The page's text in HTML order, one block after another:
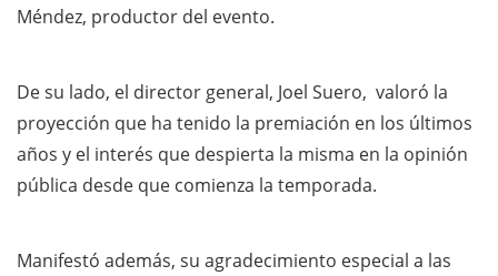
Méndez, productor del evento.
De su lado, el director general, Joel Suero, valoró la
proyección que ha tenido la premiación en los últimos
años y el interés que despierta la misma en la opinión
pública desde que comienza la temporada.
Manifestó además, su agradecimiento especial a las